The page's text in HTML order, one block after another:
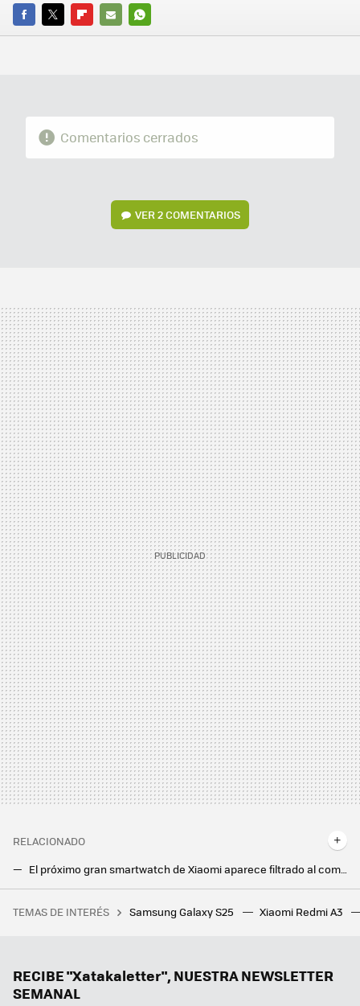
FACEBOOK
TWITTERFLIPBOARD
E-
WHATSAPP
Comentarios cerrados
VER2 COMENTARIOS
RELACIONADO
La nueva Xiaomi Smart Band 8 frente a su competencia directa en pulseras de actividad
Ya puedes renovar tu DNI al instante. DNI exprés logra (por fin) simplificar este trámite
TEMAS DE INTERÉS Samsung Galaxy S25 Xiaomi Redmi A3
RECIBE "Xatakaletter", NUESTRA NEWSLETTER
SEMANAL